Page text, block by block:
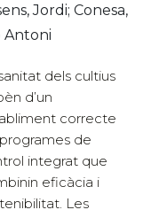
Jordi; Conesa,
Antoni
dels cultius
d’un
correcte
de
integrat que
eficàcia i
Les